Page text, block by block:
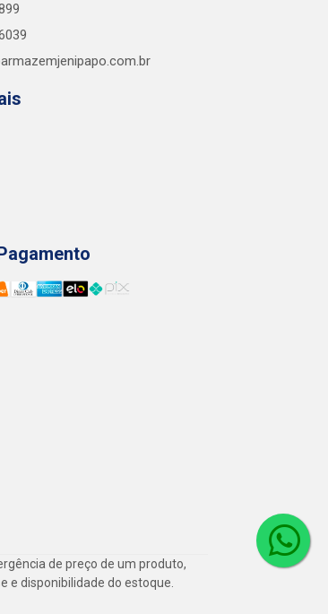
de preço de um produto,
e disponibilidade do estoque.